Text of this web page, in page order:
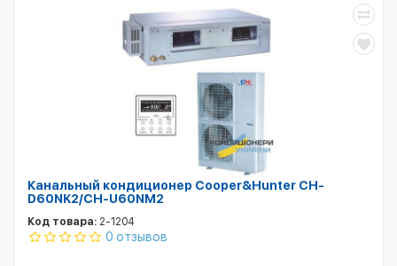
Канальный кондиционер Cooper&Hunter CH-
D60NK2/CH-U60NM2
Код товара: 2-1204
0 отзывов